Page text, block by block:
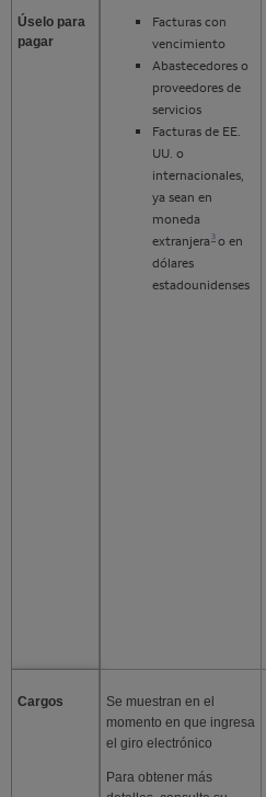
Úselo para
pagar
Facturas con
vencimiento
Abastecedores o
proveedores de
servicios
Facturas de EE.
UU. o
internacionales,
ya sean en
moneda
extranjera
Nota al pie 33o en
dólares
estadounidenses
Cargos
Se muestran en el
momento en que ingresa
el giro electrónico
Para obtener más